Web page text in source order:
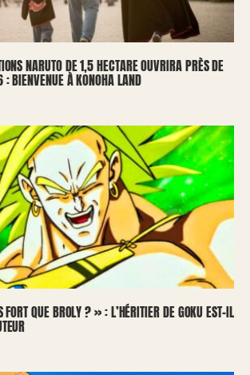
NARUTO DE 1,5 HECTARE OUVRIRA PRÈS DE
BIENVENUE À KONOHA LAND
QUE BROLY ? » : L’HÉRITIER DE GOKU EST-IL